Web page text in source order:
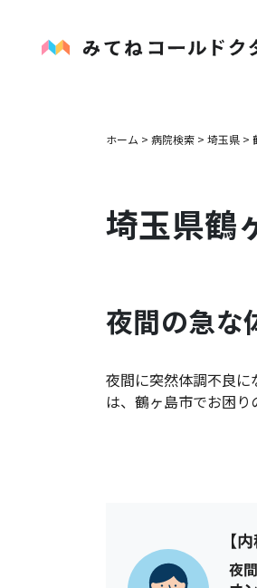
ホーム > 病院検索 > 埼玉県 >
埼玉県鶴
夜間の急な
夜間に突然体調不良
は、 鶴ヶ島市でお困り